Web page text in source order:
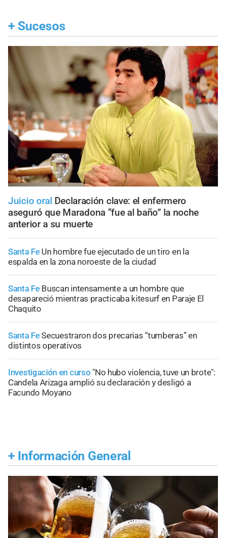
+ Sucesos
Juicio oral Declaración clave: el enfermero
aseguró que Maradona “fue al baño” la noche
anterior a su muerte
Santa Fe Un hombre fue ejecutado de un tiro en la
espalda en la zona noroeste de la ciudad
Santa Fe Buscan intensamente a un hombre que
desapareció mientras practicaba kitesurf en Paraje El
Chaquito
Santa FeSecuestraron dos precarias “tumberas” en
distintos operativos
Investigación en curso "No hubo violencia, tuve un brote":
Candela Arizaga amplió su declaración y desligó a
Facundo Moyano
+ Información General